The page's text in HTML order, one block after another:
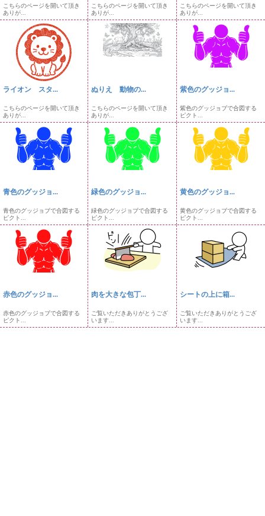
こちらのページを開いて頂き
ありが...
こちらのページを開いて頂き
ありが...
こちらのページを開いて頂き
ありが...
ライオン スタ...
こちらのページを開いて頂き
ありが...
ぬりえ 動物の...
こちらのページを開いて頂き
ありが...
紫色のグッジョ...
紫色のグッジョブで合図する
ピクト...
青色のグッジョ...
青色のグッジョブで合図する
ピクト...
緑色のグッジョ...
緑色のグッジョブで合図する
ピクト...
黄色のグッジョ...
黄色のグッジョブで合図する
ピクト...
赤色のグッジョ...
赤色のグッジョブで合図する
ピクト...
肉を大きな包丁...
ご覧いただきありがとうござ
います...
シートの上に箱...
ご覧いただきありがとうござ
います...